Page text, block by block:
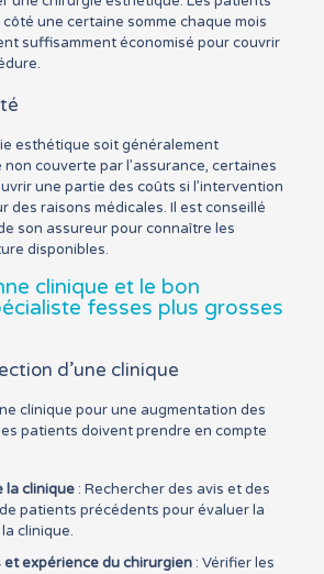
une certaine somme chaque mois
suffisamment économisé pour couvrir
esthétique soit généralement
couverte par l’assurance, certaines
une partie des coûts si l’intervention
des raisons médicales. Il est conseillé
son assureur pour connaître les
disponibles.
clinique et le bon
fesses plus grosses
d’une clinique
clinique pour une augmentation des
patients doivent prendre en compte
la clinique: Rechercher des avis et des
patients précédents pour évaluer la
clinique.
expérience du chirurgien: Vérifier les